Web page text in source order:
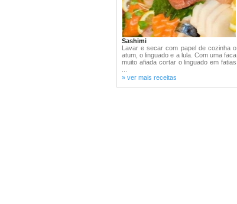
Sashimi
Lavar e secar com papel de cozinha o
atum, o linguado e a lula. Com uma faca
muito afiada cortar o linguado em fatias
» ver mais receitas